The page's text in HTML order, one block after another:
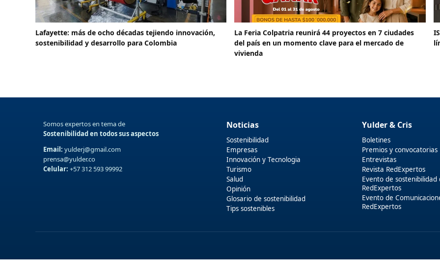
Lafayette: más de ocho décadas tejiendo innovación,
sostenibilidad y desarrollo para Colombia
La Feria Colpatria reunirá 44 proyectos en 7 ciudades
del país en un momento clave para el mercado de
vivienda
Somos expertos en tema de
Sostenibilidad en todos sus aspectos
Email: yulderj@gmail.com
prensa@yulder.co
Celular: +57 312 593 99992
Noticias
Sostenibilidad
Empresas
Innovación y Tecnologia
Turismo
Salud
Opinión
Glosario de sostenibilidad
Tips sostenibles
Yulder & Cris
Boletines
Premios y convocatorias
Entrevistas
Revista RedExpertos
Evento de sostenibilidad
RedExpertos
Evento de
RedExpertos